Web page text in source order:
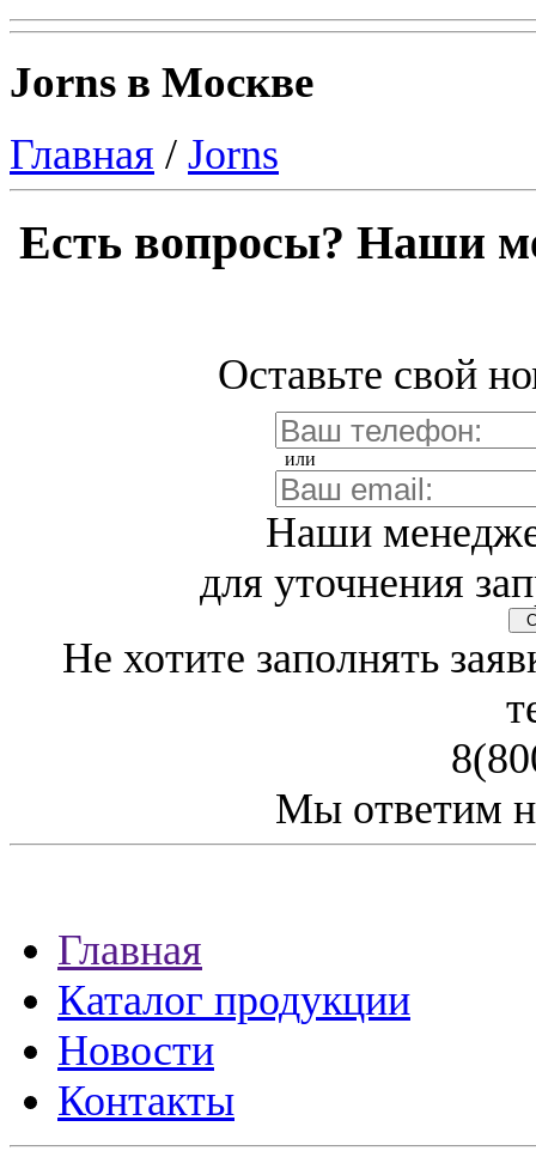
Jorns в Москве
Главная / Jorns
Есть вопросы? Наши
Оставьте свой
или
Наши
для уточнения
Не хотите заполнять
Мы ответим
Главная
Каталог продукции
Новости
Контакты